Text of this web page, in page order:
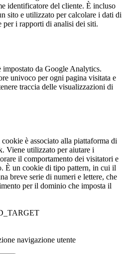
identificatore del cliente. È incluso
sito e utilizzato per calcolare i dati di
per i rapporti di analisi dei siti.
impostato da Google Analytics.
univoco per ogni pagina visitata e
traccia delle visualizzazioni di
è associato alla piattaforma di
Viene utilizzato per aiutare i
il comportamento dei visitatori e
È un cookie di tipo pattern, in cui il
breve serie di numeri e lettere, che
per il dominio che imposta il
navigazione utente